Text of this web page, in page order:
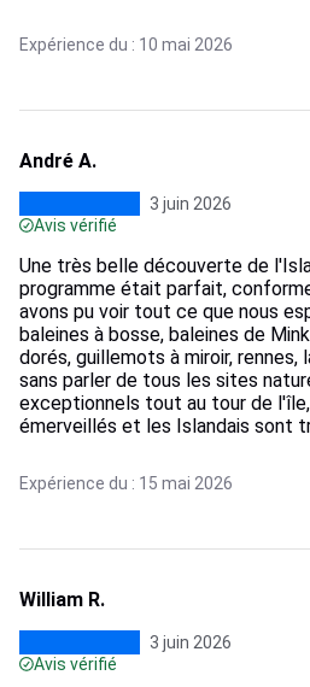
Expérience du : 10 mai 2026
André A.
3 juin 2026
Avis vérifié
Une très belle découverte de
programme était parfait,
avons pu voir tout ce que nous
baleines à bosse, baleines de
dorés, guillemots à miroir, rennes,
sans parler de tous les sites
exceptionnels tout au tour de
émerveillés et les Islandais sont
Expérience du : 15 mai 2026
William R.
3 juin 2026
Avis vérifié